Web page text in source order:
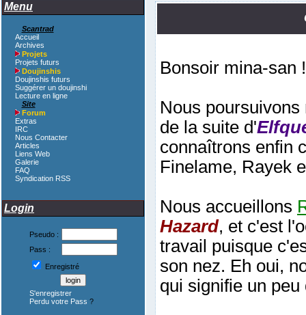
Menu
Scantrad
Accueil
Archives
Projets
Projets futurs
Doujinshis
Doujinshis futurs
Suggérer un doujinshi
Lecture en ligne
Site
Forum
Extras
IRC
Nous Contacter
Articles
Liens Web
Galerie
FAQ
Syndication RSS
Login
Pseudo :
Pass :
Enregistré
S'enregistrer
Perdu votre Pass ?
Bonsoir mina-san
Nous
de la suite d'
connaîtrons enfin
Finelame, Rayek
Nous accueillons
Hazard, et c'est
travail puisque
son nez. Eh oui,
qui signifie un